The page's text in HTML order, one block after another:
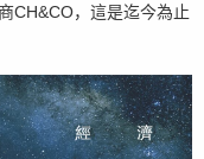
CH&CO，這是迄今為止